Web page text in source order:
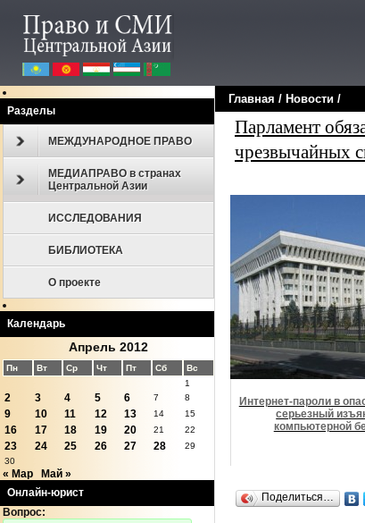
Разделы
МЕЖДУНАРОДНОЕ ПРАВО
МЕДИАПРАВО в странах
Центральной Азии
ИССЛЕДОВАНИЯ
БИБЛИОТЕКА
О проекте
Календарь
Апрель 2012
Пн Вт Ср Чт Пт Сб
Вс
1
2 3 4 5 6 7 8
9 10 11 12 13 14 15
16 17 18 19 20 21 22
23 24 25 26 27 28
29
30
« Мар
Май »
Онлайн-юрист
Вопрос:
Главная / Новости /
Парламент
чрезвычайных
Интернет-пароли в
серьезный
компьютерной
Поделиться…